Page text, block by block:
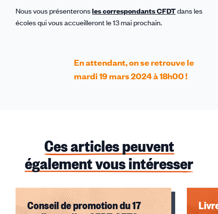
Nous vous présenteronsles correspondants CFDTdans les
écoles qui vous accueilleront le 13 mai prochain.
En attendant, on se retrouve le
mardi 19 mars 2024 à 18h00 !
Ces articles peuvent
également vous intéresser
Conseil de promotion du 17